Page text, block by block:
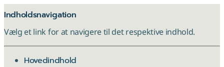
Indholdsnavigation
Vælg et link for at navigere til det respektive indhold.
gå til
Hovedindhold